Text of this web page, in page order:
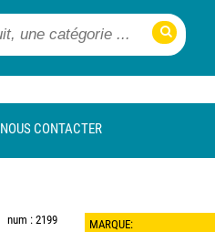
NOUS CONTACTER
num : 2199 MARQUE: